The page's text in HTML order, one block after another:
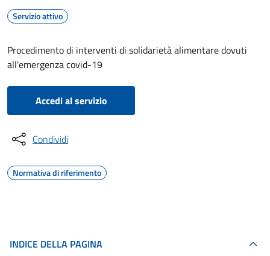
Servizio attivo
Procedimento di interventi di solidarietà alimentare dovuti
all'emergenza covid-19
Accedi al servizio
Condividi
Normativa di riferimento
INDICE DELLA PAGINA